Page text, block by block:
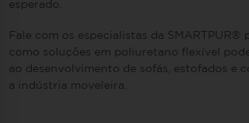
esperado.
Fale com os especialistas da SMARTPUR®
como soluções em poliuretano flexível
ao desenvolvimento de sofás, estofados e
a indústria moveleira.